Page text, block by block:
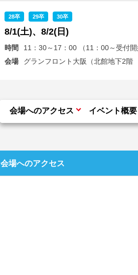
28卒 29卒 30卒
8/1(土)、8/2(日)
時間
11：30～17：00 （11：00～受付
会場
グランフロント大阪（北館地下2階
会場へのアクセス イベント概要
会場へのアクセス